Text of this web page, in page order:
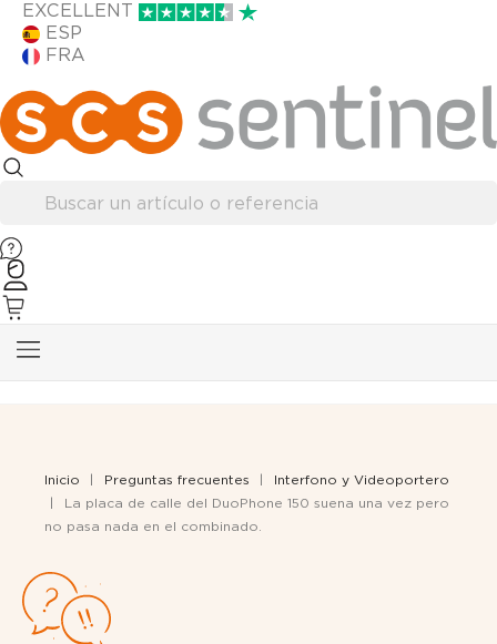
EXCELLENT
ESP
FRA
Inicio Preguntas frecuentes
Interfono y Videoportero
La placa de calle del DuoPhone 150 suena una vez pero
no pasa nada en el combinado.